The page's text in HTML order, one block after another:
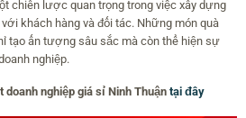
chiến lược quan trọng trong việc xây dựng
khách hàng và đối tác. Những món quà
tạo ấn tượng sâu sắc mà còn thể hiện sự
nghiệp.
doanh nghiệp giá sỉ Ninh Thuận tại đây